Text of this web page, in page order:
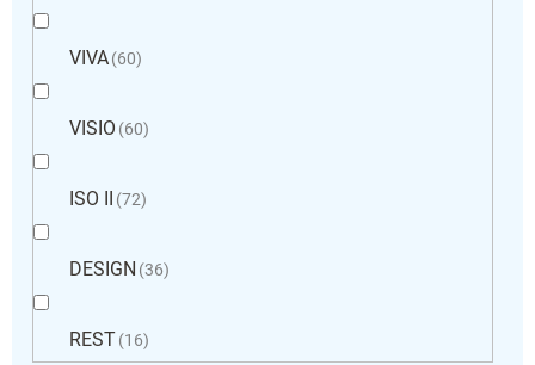
VIVA 60
VISIO 60
ISO II 72
DESIGN 36
REST 16